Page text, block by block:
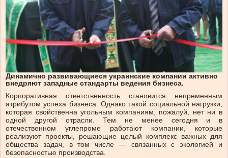
Динамично развивающиеся украинские компании активно
внедряют западные стандарты ведения бизнеса.
Корпоративная ответственность становится непременным
атрибутом успеха бизнеса. Однако такой социальной нагрузки,
которая свойственна угольным компаниям, пожалуй, нет ни в
одной другой отрасли. Тем не менее сегодня и в
отечественном углепроме работают компании, которые
реализуют проекты, решающие целый комплекс важных для
общества задач, в том числе — связанных с экологией и
безопасностью производства.